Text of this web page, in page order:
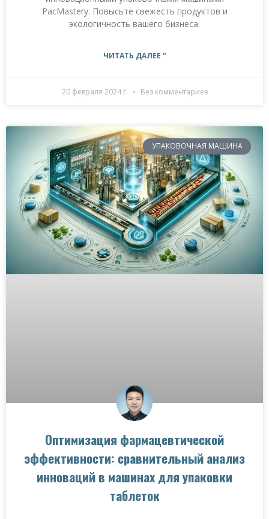
PacMastery. Повысьте свежесть продуктов и
экологичность вашего бизнеса.
ЧИТАТЬ ДАЛЕЕ "
20 февраля 2024 г. Без комментариев
УПАКОВОЧНАЯ МАШИНА
Оптимизация фармацевтической
эффективности: сравнительный анализ
инноваций в машинах для упаковки
таблеток